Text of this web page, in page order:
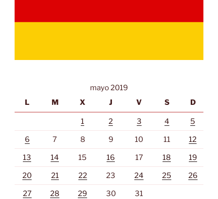
mayo 2019
L
M X J V S D
1 2 3 4 5
6 7 8 9 10 11 12
13 14 15 16 17 18 19
20 21 22 23 24 25 26
27 28 29 30 31